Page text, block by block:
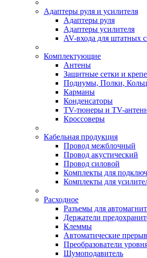
Адаптеры руля и усилителя
Адаптеры руля
Адаптеры усилителя
AV-входа для штатных
Комплектующие
Антены
Защитные сетки и
Подиумы, Полки,
Карманы
Конденсаторы
TV-тюнеры и TV-
Кроссоверы
Кабельная продукция
Провод межблочный
Провод акустический
Провод силовой
Комплекты для
Комплекты для
Расходное
Разъемы для
Держатели
Клеммы
Автоматические
Преобразователи
Шумоподавитель